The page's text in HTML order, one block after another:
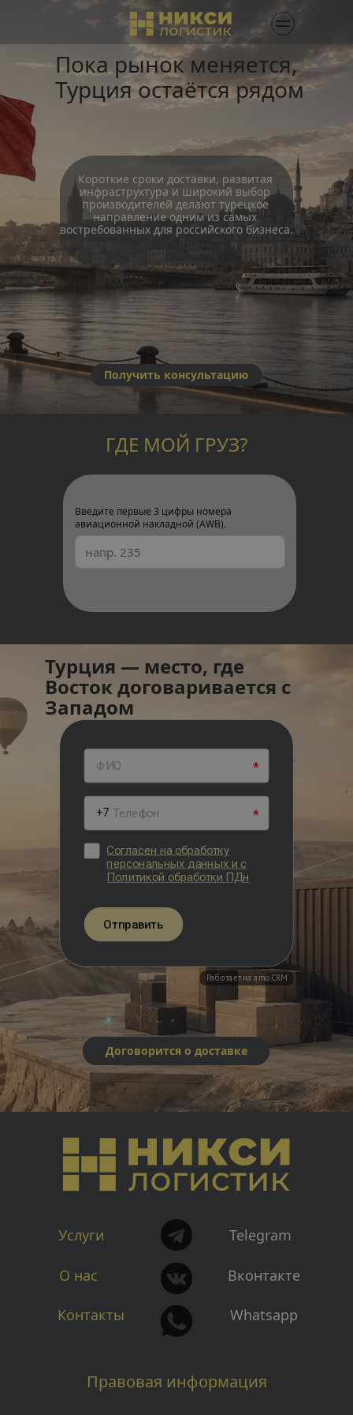
Короткие сроки доставки, развитая
инфраструктура и широкий выбор
производителей делают турецкое
направление одним из самых
востребованных для российского бизнеса.
Пока рынок меняется,
Турция остаётся рядом
Получить консультацию
ГДЕ МОЙ ГРУЗ?
Введите первые 3 цифры номера
авиационной накладной (AWB).
Турция — место, где
Восток договаривается с
Западом
Договорится о доставке
Whatsapp
Telegram
Вконтакте
Услуги
О нас
Контакты
Правовая информация